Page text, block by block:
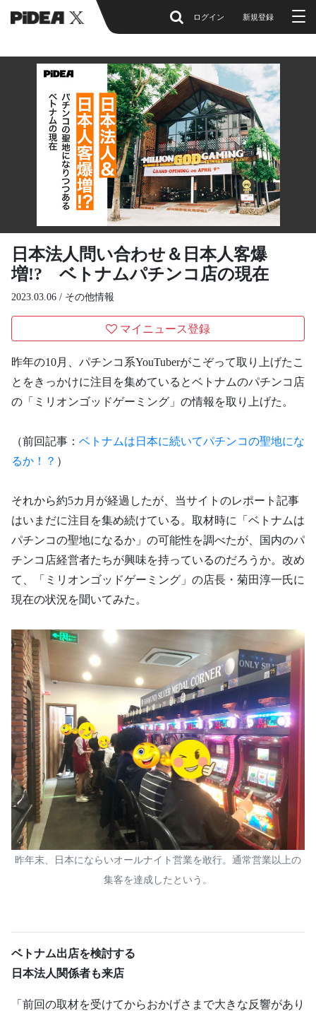
ログイン 新規登録
日本法人問い合わせ＆日本人客爆
増!? ベトナムパチンコ店の現在
2023.03.06 / その他情報
マイニュース登録
昨年の10月、パチンコ系YouTuberがこぞって取り上げたこ
とをきっかけに注目を集めているとベトナムのパチンコ店
の「ミリオンゴッドゲーミング」の情報を取り上げた。
（前回記事： ベトナムは日本に続いてパチンコの聖地にな
るか！？ ）
それから約5カ月が経過したが、当サイトのレポート記事
はいまだに注目を集め続けている。取材時に「ベトナムは
パチンコの聖地になるか」の可能性を調べたが、国内のパ
チンコ店経営者たちが興味を持っているのだろうか。改め
て、「ミリオンゴッドゲーミング」の店長・菊田淳一氏に
現在の状況を聞いてみた。
昨年末、日本にならいオールナイト営業を敢行。通常営業以上の
集客を達成したという。
ベトナム出店を検討する
日本法人関係者も来店
「前回の取材を受けてからおかげさまで大きな反響があり